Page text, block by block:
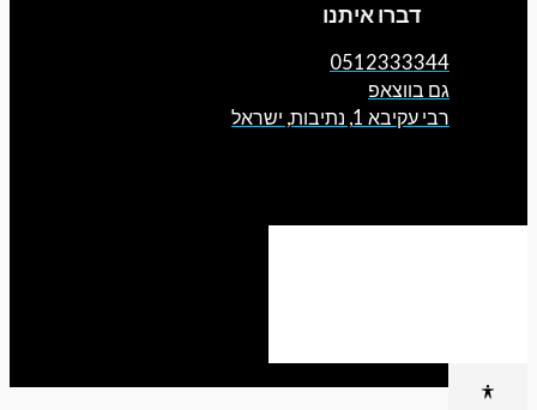
דברו איתנו
0512333344
גם בווצאפ
רבי עקיבא 1, נתיבות, ישראל